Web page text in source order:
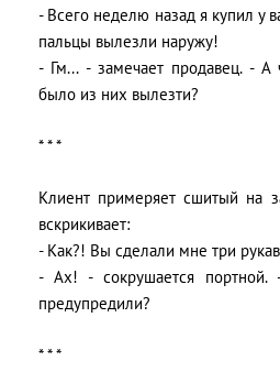
- Всего неделю назад я купил у
пальцы вылезли наружу!
- Гм... - замечает продавец. - А
было из них вылезти?
* * *
Клиент примеряет сшитый на
вскрикивает:
- Как?! Вы сделали мне три
- Ах! - сокрушается
предупредили?
* * *